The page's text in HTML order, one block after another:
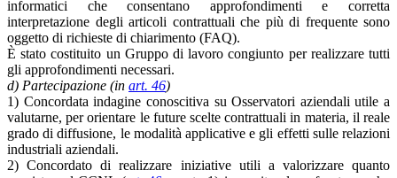
informatici che consentano approfondimenti e corretta
interpretazione degli articoli contrattuali che più di frequente sono
oggetto di richieste di chiarimento (FAQ).
È stato costituito un Gruppo di lavoro congiunto per realizzare tutti
gli approfondimenti necessari.
d) Partecipazione (in art. 46)
1) Concordata indagine conoscitiva su Osservatori aziendali utile a
valutarne, per orientare le future scelte contrattuali in materia, il reale
grado di diffusione, le modalità applicative e gli effetti sulle relazioni
industriali aziendali.
2) Concordato di realizzare iniziative utili a valorizzare quanto